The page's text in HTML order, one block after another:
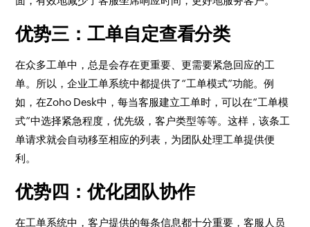
优势三：工单自定查看分类
在众多工单中，总是会存在更重要、更需要紧急回应的工
单。所以，企业工单系统中都提供了“工单模式”功能。例
如，在Zoho Desk中，每当客服建立工单时，可以在“工单模
式”中选择紧急程度，优先级，客户类型等等。这样，该条工
单请求就会自动移至相应的列表，为团队处理工单提供便
利。
优势四：优化团队协作
在工单系统中，客户提供的每条信息都十分重要，客服人员